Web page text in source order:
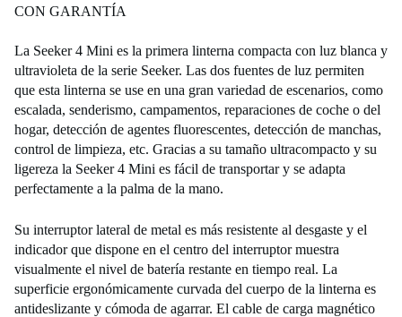
CON GARANTÍA
La Seeker 4 Mini es la primera linterna compacta con luz blanca y
ultravioleta de la serie Seeker. Las dos fuentes de luz permiten
que esta linterna se use en una gran variedad de escenarios, como
escalada, senderismo, campamentos, reparaciones de coche o del
hogar, detección de agentes fluorescentes, detección de manchas,
control de limpieza, etc. Gracias a su tamaño ultracompacto y su
ligereza la Seeker 4 Mini es fácil de transportar y se adapta
perfectamente a la palma de la mano.
Su interruptor lateral de metal es más resistente al desgaste y el
indicador que dispone en el centro del interruptor muestra
visualmente el nivel de batería restante en tiempo real. La
superficie ergonómicamente curvada del cuerpo de la linterna es
antideslizante y cómoda de agarrar. El cable de carga magnético